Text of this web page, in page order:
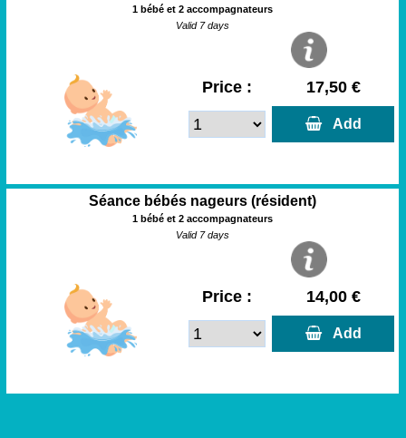
1 bébé et 2 accompagnateurs
Valid 7 days
Price : 17,50 €
Add
Séance bébés nageurs (résident)
1 bébé et 2 accompagnateurs
Valid 7 days
Price : 14,00 €
Add